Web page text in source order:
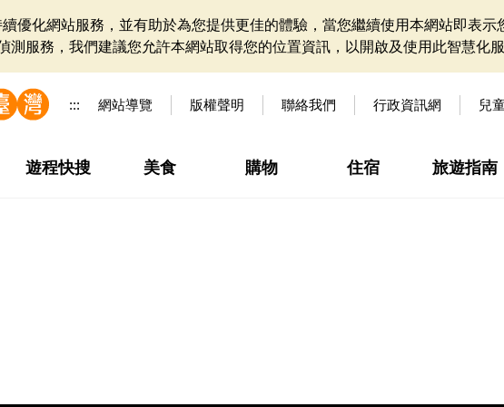
優化網站服務，並有助於為您提供更佳的體驗，當您繼續使用本網站即表示
測服務，我們建議您允許本網站取得您的位置資訊，以開啟及使用此智慧化服
::: 網站導覽 版權聲明 聯絡我們 行政資訊網 兒
遊程快搜 美食 購物 住宿 旅遊指南